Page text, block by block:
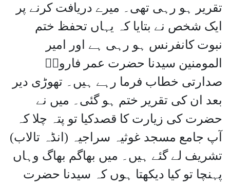
تقریر ہو رہی تھی۔ میرے دریافت کرنے پر
ایک شخص نے بتایا کہ یہاں تحفظ ختم
نبوت کانفرنس ہو رہی ہے اور امیر
المومنین سیدنا حضرت عمر فاروقؓ
صدارتی خطاب فرما رہے ہیں۔ تھوڑی دیر
بعد ان کی تقریر ختم ہو گئی۔ میں نے
حضرت کی زیارت کا قصدکیا تو پتہ چلا کہ
آپ جامع مسجد غوثیہ سراجیہ (انڈہ تالاب)
تشریف لے گئے ہیں۔ میں بھاگم بھاگ وہاں
پہنچا تو کیا دیکھتا ہوں کہ سیدنا حضرت